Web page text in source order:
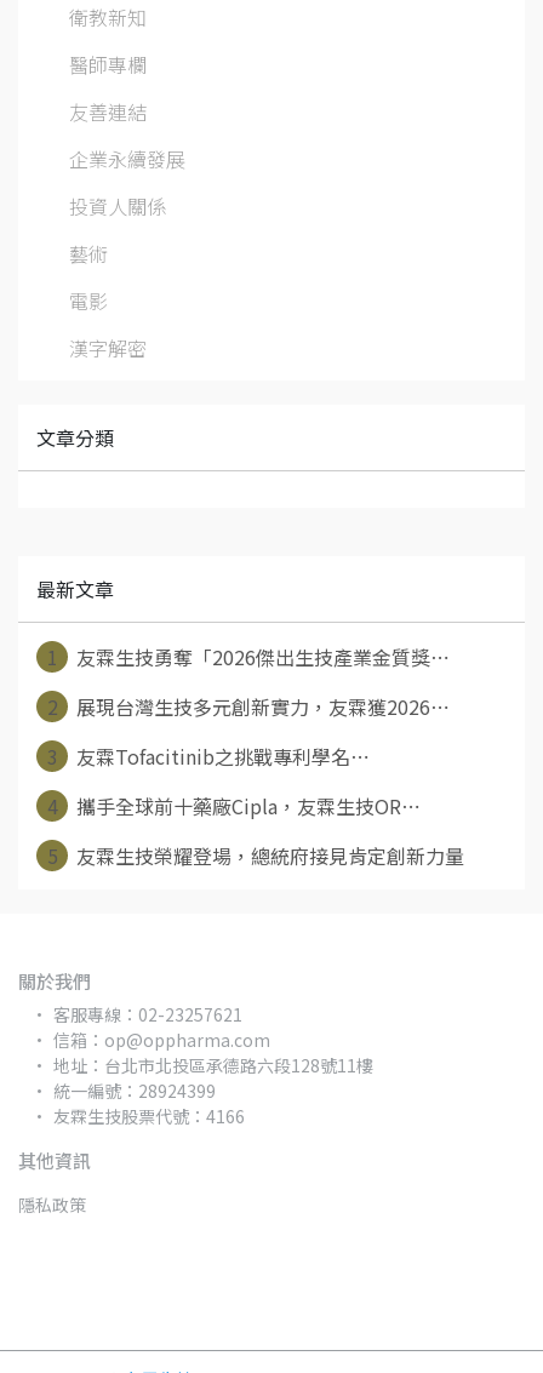
衛教新知
醫師專欄
友善連結
企業永續發展
投資人關係
藝術
電影
漢字解密
文章分類
最新文章
1
友霖生技勇奪「2026傑出生技產業金質獎⋯
2
展現台灣生技多元創新實力，友霖獲2026⋯
3
友霖Tofacitinib之挑戰專利學名⋯
4
攜手全球前十藥廠Cipla，友霖生技OR⋯
5
友霖生技榮耀登場，總統府接見肯定創新力量
關於我們
客服專線：02-23257621
信箱：op@oppharma.com
地址：台北市北投區承德路六段128號11樓
統一編號：28924399
友霖生技股票代號：4166
其他資訊
隱私政策